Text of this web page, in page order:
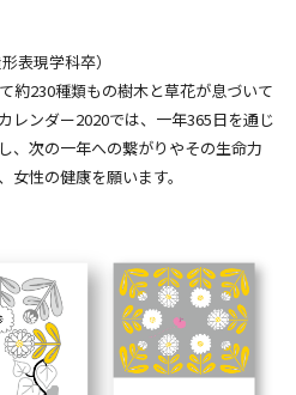
表現学科卒）
約230種類もの樹木と草花が息づいて
レンダー2020では、一年365日を通じ
、次の一年への繋がりやその生命力
女性の健康を願います。